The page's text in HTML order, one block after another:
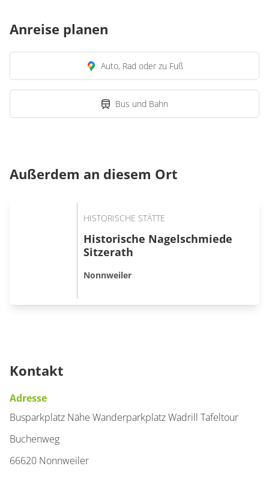
Anreise planen
Auto, Rad oder zu Fuß
Bus und Bahn
Außerdem an diesem Ort
HISTORISCHE STÄTTE
Historische Nagelschmiede
Sitzerath
Nonnweiler
Kontakt
Adresse
Busparkplatz Nähe Wanderparkplatz Wadrill Tafeltour
Buchenweg
66620 Nonnweiler